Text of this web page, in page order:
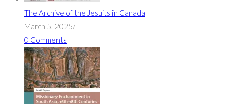
The Archive of the Jesuits in Canada
March 5, 2025/
0 Comments